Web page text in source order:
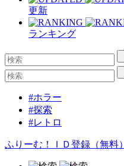
更新
ランキング
#ホラー
#探索
#レトロ
ふりーむ！ＩＤ登録（無料）